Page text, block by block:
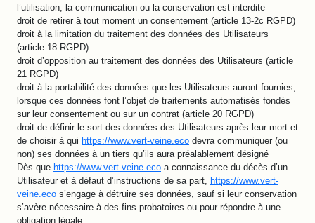
l’utilisation, la communication ou la conservation est interdite
droit de retirer à tout moment un consentement (article 13-2c RGPD)
droit à la limitation du traitement des données des Utilisateurs
(article 18 RGPD)
droit d’opposition au traitement des données des Utilisateurs (article
21 RGPD)
droit à la portabilité des données que les Utilisateurs auront fournies,
lorsque ces données font l’objet de traitements automatisés fondés
sur leur consentement ou sur un contrat (article 20 RGPD)
droit de définir le sort des données des Utilisateurs après leur mort et
de choisir à qui https://www.vert-veine.eco devra communiquer (ou
non) ses données à un tiers qu’ils aura préalablement désigné
Dès que https://www.vert-veine.eco a connaissance du décès d’un
Utilisateur et à défaut d’instructions de sa part, https://www.vert-
veine.eco s’engage à détruire ses données, sauf si leur conservation
s’avère nécessaire à des fins probatoires ou pour répondre à une
obligation légale.